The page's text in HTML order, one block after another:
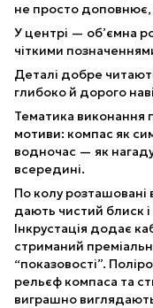
не просто доповнює,
У центрі — об’ємна
чіткими
Деталі добре
глибоко й дорого
Тематика виконання
мотиви: компас як
водночас — як
всередині.
По колу розташовані
дають чистий блиск і
Інкрустація додає
стриманий
“показовості”.
рельєф компаса та
виграшно